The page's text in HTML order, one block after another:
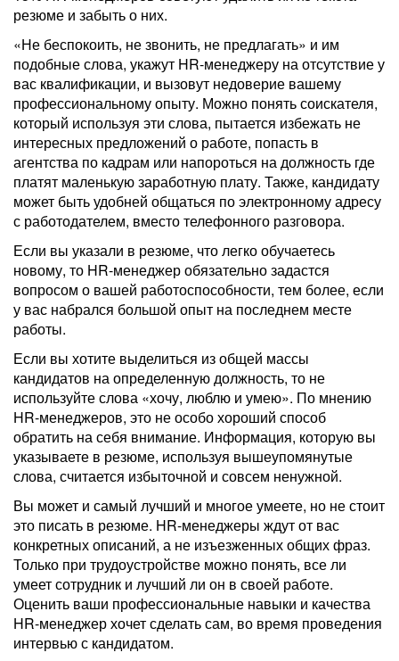
резюме и забыть о них.
«Не беспокоить, не звонить, не предлагать» и им
подобные слова, укажут HR-менеджеру на отсутствие у
вас квалификации, и вызовут недоверие вашему
профессиональному опыту. Можно понять соискателя,
который используя эти слова, пытается избежать не
интересных предложений о работе, попасть в
агентства по кадрам или напороться на должность где
платят маленькую заработную плату. Также, кандидату
может быть удобней общаться по электронному адресу
с работодателем, вместо телефонного разговора.
Если вы указали в резюме, что легко обучаетесь
новому, то HR-менеджер обязательно задастся
вопросом о вашей работоспособности, тем более, если
у вас набрался большой опыт на последнем месте
работы.
Если вы хотите выделиться из общей массы
кандидатов на определенную должность, то не
используйте слова «хочу, люблю и умею». По мнению
HR-менеджеров, это не особо хороший способ
обратить на себя внимание. Информация, которую вы
указываете в резюме, используя вышеупомянутые
слова, считается избыточной и совсем ненужной.
Вы может и самый лучший и многое умеете, но не стоит
это писать в резюме. HR-менеджеры ждут от вас
конкретных описаний, а не изъезженных общих фраз.
Только при трудоустройстве можно понять, все ли
умеет сотрудник и лучший ли он в своей работе.
Оценить ваши профессиональные навыки и качества
HR-менеджер хочет сделать сам, во время проведения
интервью с кандидатом.